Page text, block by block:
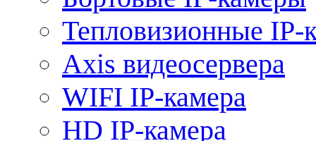
Тепловизионные IP-
Axis видеосервера
WIFI IP-камера
HD IP-камера